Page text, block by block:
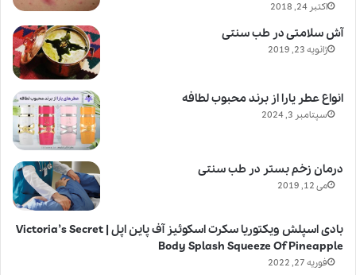
اکتبر 24, 2018
آش سلامتی در طب سنتی
ژانویه 23, 2019
انواع عطر یارا از برند محبوب لطافه
سپتامبر 3, 2024
درمان زخم بستر در طب سنتی
می 12, 2019
بادی اسپلش ویکتوریا سکرت اسکوئیز آف پاین اپل | Victoria’s Secret
Body Splash Squeeze Of Pineapple
فوریه 27, 2022